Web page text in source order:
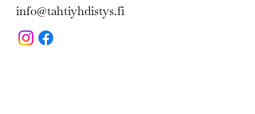
info@tahtiyhdistys.fi